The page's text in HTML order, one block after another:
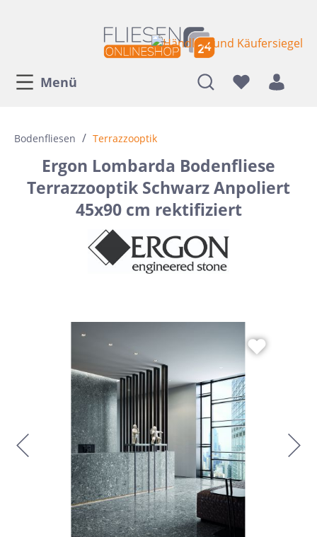
Menü
Bodenfliesen / Terrazzooptik
Ergon Lombarda Bodenfliese
Terrazzooptik Schwarz Anpoliert
45x90 cm rektifiziert